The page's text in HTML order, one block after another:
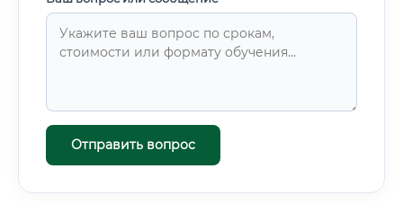
Отправить вопрос